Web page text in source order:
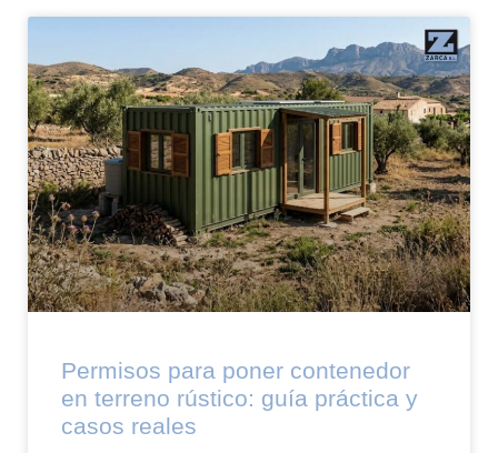
Permisos para poner contenedor
en terreno rústico: guía práctica y
casos reales